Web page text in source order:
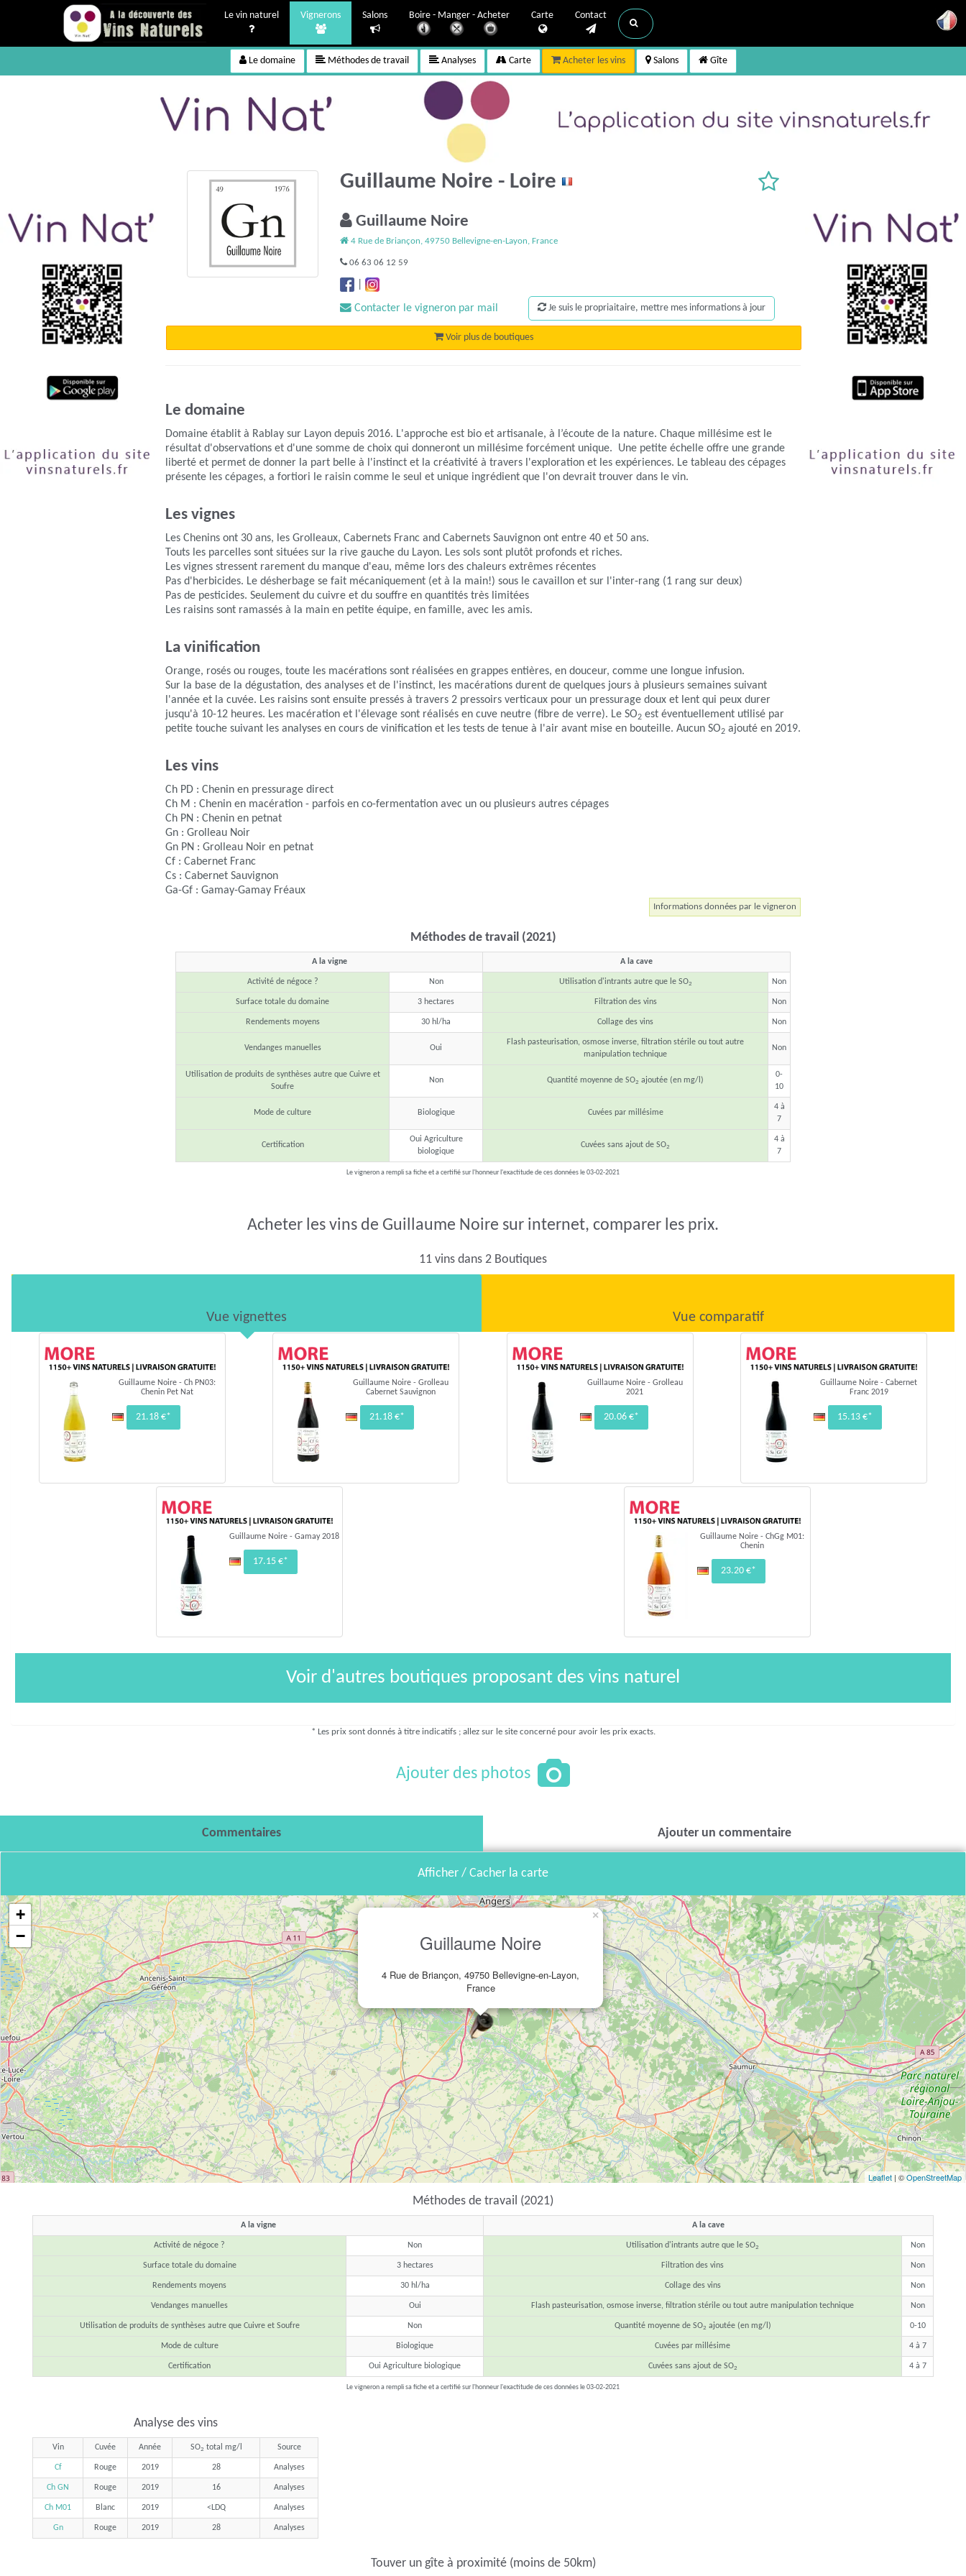
Le vin naturel Vignerons Salons Boire - Manger - Acheter Carte Contact
Le domaine Méthodes de travail Analyses Carte Acheter les vins Salons Gîte
Guillaume Noire - Loire
Guillaume Noire
4 Rue de Briançon, 49750 Bellevigne-en-Layon, France
06 63 06 12 59
|
Contacter le vigneron par mail Je suis le propriaitaire, mettre mes informations à jour
Voir plus de boutiques
Le domaine
Domaine établit à Rablay sur Layon depuis 2016. L'approche est bio et artisanale, à l’écoute de la nature. Chaque millésime est le
résultat d'observations et d'une somme de choix qui donneront un millésime forcément unique. Une petite échelle offre une grande
liberté et permet de donner la part belle à l'instinct et la créativité à travers l'exploration et les expériences. Le tableau des cépages
présente les cépages, a fortiori le raisin comme le seul et unique ingrédient que l'on devrait trouver dans le vin.
Les vignes
Les Chenins ont 30 ans, les Grolleaux, Cabernets Franc and Cabernets Sauvignon ont entre 40 et 50 ans.
Touts les parcelles sont situées sur la rive gauche du Layon. Les sols sont plutôt profonds et riches.
Les vignes stressent rarement du manque d'eau, même lors des chaleurs extrêmes récentes
Pas d'herbicides. Le désherbage se fait mécaniquement (et à la main!) sous le cavaillon et sur l'inter-rang (1 rang sur deux)
Pas de pesticides. Seulement du cuivre et du souffre en quantités très limitées
Les raisins sont ramassés à la main en petite équipe, en famille, avec les amis.
La vinification
Orange, rosés ou rouges, toute les macérations sont réalisées en grappes entières, en douceur, comme une longue infusion.
Sur la base de la dégustation, des analyses et de l'instinct, les macérations durent de quelques jours à plusieurs semaines suivant
l'année et la cuvée. Les raisins sont ensuite pressés à travers 2 pressoirs verticaux pour un pressurage doux et lent qui peux durer
jusqu'à 10-12 heures. Les macération et l'élevage sont réalisés en cuve neutre (fibre de verre). Le SO2est éventuellement utilisé par
petite touche suivant les analyses en cours de vinification et les tests de tenue à l'air avant mise en bouteille. Aucun SO2ajouté en 2019.
Les vins
Ch PD : Chenin en pressurage direct
Ch M : Chenin en macération - parfois en co-fermentation avec un ou plusieurs autres cépages
Ch PN : Chenin en petnat
Gn : Grolleau Noir
Gn PN : Grolleau Noir en petnat
Cf : Cabernet Franc
Cs : Cabernet Sauvignon
Ga-Gf : Gamay-Gamay Fréaux
Informations données par le vigneron
Méthodes de travail (2021)
A la vigne A la cave
Activité de négoce ? Non Utilisation d'intrants autre que le SO2 Non
Surface totale du domaine 3 hectares Filtration des vins Non
Rendements moyens 30 hl/ha Collage des vins Non
Vendanges manuelles Oui
Flash pasteurisation, osmose inverse, filtration stérile ou tout autre
manipulation technique
Non
Utilisation de produits de synthèses autre que Cuivre et
Soufre
Non Quantité moyenne de SO2 ajoutée (en mg/l)
0-
10
Mode de culture Biologique Cuvées par millésime
4 à
7
Certification
Oui Agriculture
biologique
Cuvées sans ajout de SO2
4 à
7
Le vigneron a rempli sa fiche et a certifié sur l'honneur l'exactitude de ces données le 03-02-2021
Acheter les vins de Guillaume Noire sur internet, comparer les prix.
11 vins dans 2 Boutiques
Vue vignettes Vue comparatif
Guillaume Noire - Ch PN03:
Chenin Pet Nat
21.18 €*
Guillaume Noire - Grolleau
Cabernet Sauvignon
21.18 €*
Guillaume Noire - Grolleau
2021
20.06 €*
Guillaume Noire - Cabernet
Franc 2019
15.13 €*
Guillaume Noire - Gamay 2018
17.15 €*
Guillaume Noire - ChGg M01:
Chenin
23.20 €*
Voir d'autres boutiques proposant des vins naturel
* Les prix sont donnés à titre indicatifs ; allez sur le site concerné pour avoir les prix exacts.
Ajouter des photos
Commentaires Ajouter un commentaire
Afficher / Cacher la carte
Guillaume Noire
4 Rue de Briançon, 49750 Bellevigne-en-Layon,
France
×
+
−
Leaflet | ©OpenStreetMap
Méthodes de travail (2021)
A la vigne A la cave
Activité de négoce ? Non Utilisation d'intrants autre que le SO2 Non
Surface totale du domaine 3 hectares Filtration des vins Non
Rendements moyens 30 hl/ha Collage des vins Non
Vendanges manuelles Oui Flash pasteurisation, osmose inverse, filtration stérile ou tout autre manipulation technique Non
Utilisation de produits de synthèses autre que Cuivre et Soufre Non Quantité moyenne de SO2 ajoutée (en mg/l) 0-10
Mode de culture Biologique Cuvées par millésime 4 à 7
Certification Oui Agriculture biologique Cuvées sans ajout de SO2 4 à 7
Le vigneron a rempli sa fiche et a certifié sur l'honneur l'exactitude de ces données le 03-02-2021
Analyse des vins
Vin Cuvée Année SO2 total mg/l Source
Cf Rouge 2019 28 Analyses
Ch GN Rouge 2019 16 Analyses
Ch M01 Blanc 2019 <LDQ Analyses
Gn Rouge 2019 28 Analyses
Touver un gîte à proximité (moins de 50km)